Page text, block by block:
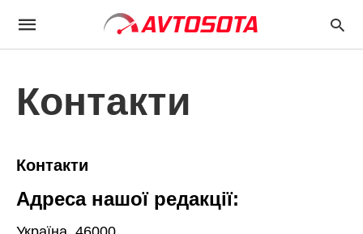
Контакти
Контакти
Адреса нашої редакції: